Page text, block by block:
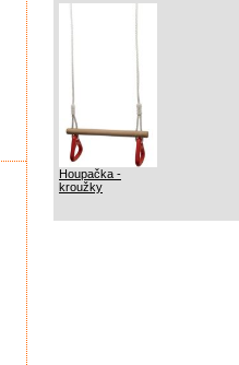
Houpačka -
kroužky